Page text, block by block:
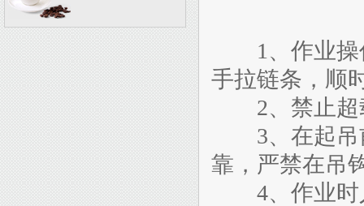
1、作业操
手拉链条，顺
2、禁止超
3、在起吊
靠，严禁在吊
4、作业时